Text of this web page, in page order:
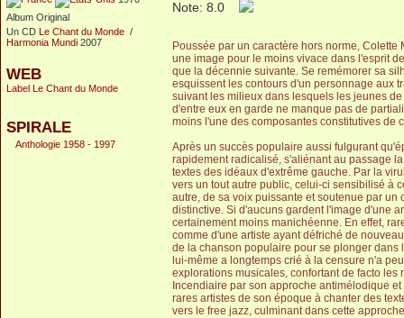
Album Original
Un CD Le Chant du Monde /
Harmonia Mundi 2007
WEB
Label Le Chant du Monde
SPIRALE
Anthologie 1958 - 1997
Note: 8.0
Poussée par un caractère hors norme,
une image pour le moins vivace dans l'esprit
que la décennie suivante. Se remémorer sa
esquissent les contours d'un personnage aux
suivant les milieux dans lesquels les jeunes
d'entre eux en garde ne manque pas de
moins l'une des composantes constitutives de
Après un succès populaire aussi fulgurant
rapidement radicalisé, s'aliénant au passage
textes des idéaux d'extrême gauche. Par la
vers un tout autre public, celui-ci sensibilisé à
autre, de sa voix puissante et soutenue par
distinctive. Si d'aucuns gardent l'image d'une
certainement moins manichéenne. En effet,
comme d'une artiste ayant défriché de
de la chanson populaire pour se plonger
lui-même a longtemps crié à la censure n'a
explorations musicales, confortant de facto
Incendiaire par son approche antimélodique
rares artistes de son époque à chanter des
vers le free jazz, culminant dans cette